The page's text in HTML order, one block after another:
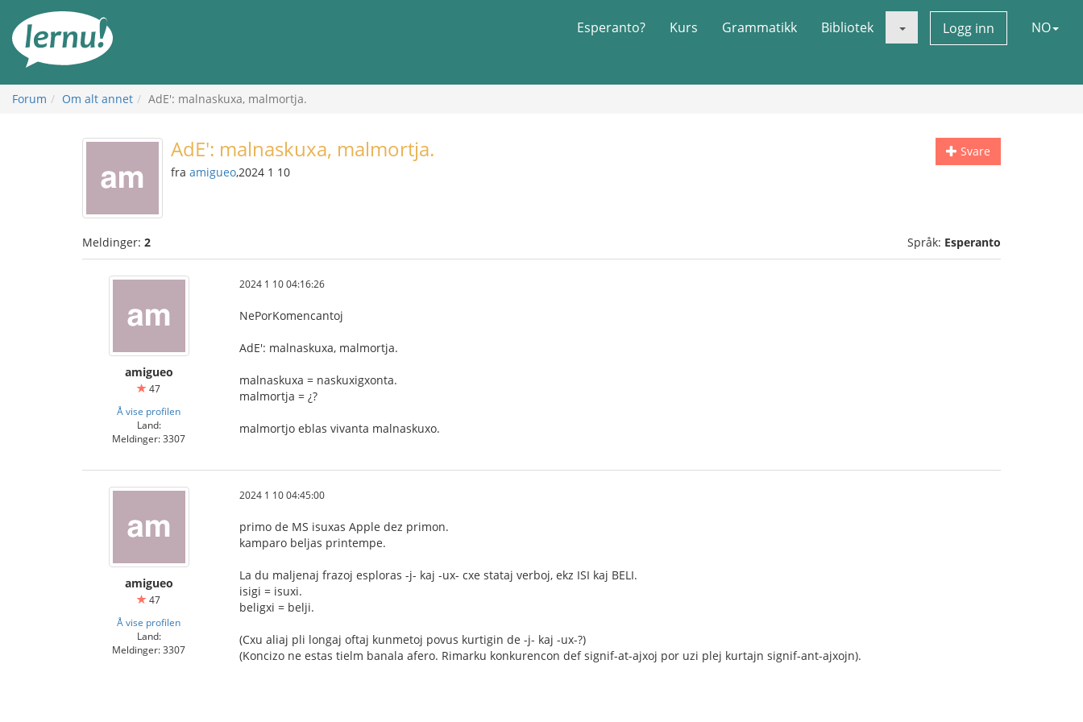
innholdet
Esperanto? Kurs Grammatikk Bibliotek Logg inn NO
Forum Om alt annet AdE': malnaskuxa, malmortja.
Svare
AdE': malnaskuxa, malmortja.
fra amigueo,2024 1 10
Meldinger: 2 Språk: Esperanto
amigueo
47
Å vise profilen
Land:
Meldinger: 3307
2024 1 10 04:16:26
NePorKomencantoj
AdE': malnaskuxa, malmortja.
malnaskuxa = naskuxigxonta.
malmortja = ¿?
malmortjo eblas vivanta malnaskuxo.
amigueo
47
Å vise profilen
Land:
Meldinger: 3307
2024 1 10 04:45:00
primo de MS isuxas Apple dez primon.
kamparo beljas printempe.
La du maljenaj frazoj esploras -j- kaj -ux- cxe stataj verboj, ekz ISI kaj BELI.
isigi = isuxi.
beligxi = belji.
(Cxu aliaj pli longaj oftaj kunmetoj povus kurtigin de -j- kaj -ux-?)
(Koncizo ne estas tielm banala afero. Rimarku konkurencon def signif-at-ajxoj por uzi plej kurtajn signif-ant-ajxojn).